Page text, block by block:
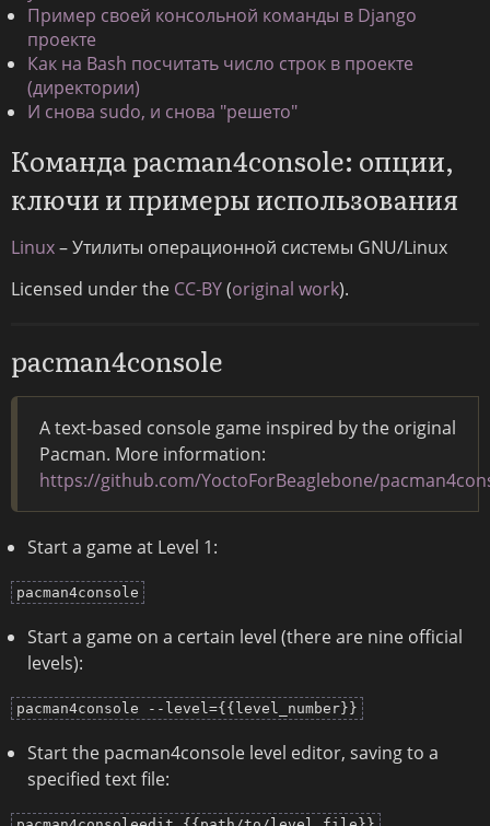
Пример своей консольной команды в Django
проекте
Как на Bash посчитать число строк в проекте
(директории)
И снова sudo, и снова "решето"
Команда pacman4console: опции,
ключи и примеры использования
Linux– Утилиты операционной системы GNU/Linux
Licensed under the CC-BY(original work).
pacman4console
A text-based console game inspired by the original
Pacman. More information:
https://github.com/YoctoForBeaglebone/
Start a game at Level 1:
pacman4console
Start a game on a certain level (there are nine official
levels):
pacman4console --level={{level_number}}
Start the pacman4console level editor, saving to a
specified text file: